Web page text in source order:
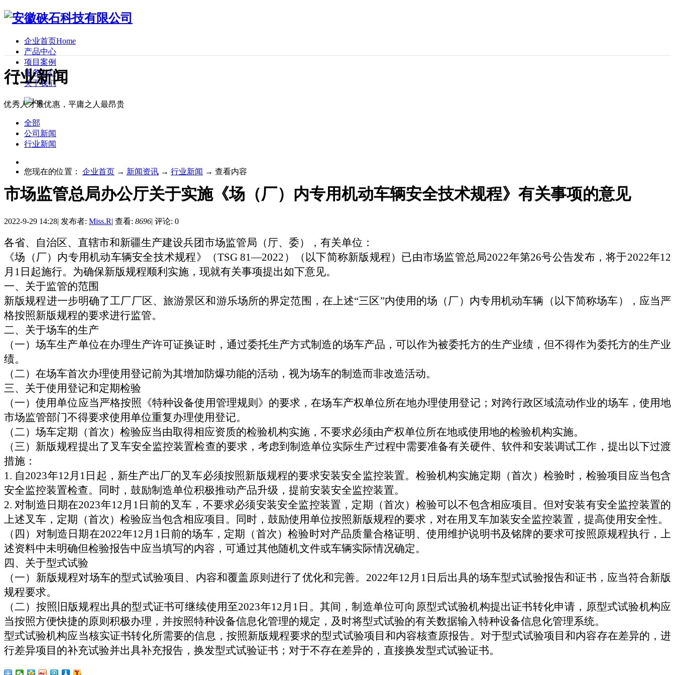
企业首页Home
产品中心
项目案例
服务中心
关于我们
行业新闻
优秀人才最优惠，平庸之人最昂贵
全部
公司新闻
行业新闻
您现在的位置： 企业首页 → 新闻资讯 → 行业新闻 → 查看内容
市场监管总局办公厅关于实施《场（厂）内专用机动车辆安全技术规程》有关事项的意见
2022-9-29 14:28| 发布者: Miss.R| 查看: 8696| 评论: 0
各省、自治区、直辖市和新疆生产建设兵团市场监管局（厅、委），有关单位：
《场（厂）内专用机动车辆安全技术规程》（TSG 81—2022 ）（以下简称新版规程） 已由市场监管总局2022年第26号公告发布，将于2022年12
月 1 日起施行。为确保新版规程顺利实施，现就有关事项提出如下意见。
一、关于监管的范围
新版规程进一步明确了工厂厂区、旅游景区和游乐场所的界定范围，在上述“三区”内使用的场（厂）内专用机动车辆（以下简称场车），应当 严
格按照新版规程的要求进行监管。
二、关于场车的生产
（一）场车生产单位在办理生产许可证换证时，通过委托生产方式制造的场车产品，可以作为被委托方的生产业绩，但不得作为委托方的生产业
绩。
（二）在场车首次办理使用登记前为其增加防爆功能的活动，视为场车的制造而非改造活动。
三、关于使用登记和定期检验
（一）使用单位应当严格按照《特种设备使用管理规则》的要求，在场车产权单位所在地办理使用登记；对跨行政区域流动作业的场车，使用地
市场监管部门不得要求使用单位重复办理使用登记。
（二）场车定期（首次）检验应当由取得相应资质的检验机构实施，不要求必须由产权单位所在地或使用地的检验机构实施。
（三）新版规程提出了叉车安全监控装置检查的要求，考虑到制造单位实际生产过程中需要准备有关硬件、软件和安装调试工作，提出以下过渡
措施：
1. 自2023年12 月 1 日起，新生产出厂的叉车必须按照新版规程的要求安装安全监控装置。检验机构实施定期（首次）检验时，检验项目应当包含
安全监控装置检查。同时，鼓励制造单位积极推动产品升级，提前安装安全监控装置。
2. 对制造日期在2023年12 月 1 日前的叉车，不要求必须安装安全监控装置，定期 （首次 ） 检验可以不包含相应项目。但对安装有安全监控装置的
上述叉车，定期（首次）检验应当包含相应项目。同时，鼓励使用单位按照新版规程的要求，对在用叉车加装安全监控装置，提高使用安全性。
（四）对制造日期在2022年12 月 1 日前的场车，定期（首次）检验时对产品质量合格证明、使用维护说明书及铭牌的要求可按照原规程执行，上
述资料中未明确但检验报告中应当填写的内容，可通过其他随机文件或车辆实际情况确定。
四、关于型式试验
（一）新版规程对场车的型式试验项目、内容和覆盖原则进行了优化和完善。 2022年12 月 1 日后出具的场车型式试验报告和证书，应当符合新版
规程要求。
（二）按照旧版规程出具的型式证书可继续使用至2023年12 月 1 日。 其间，制造单位可向原型式试验机构提出证书转化申请，原型式试验机构应
当按照方便快捷的原则积极办理 ，并按照特种设备信息化管理的规定，及时将型式试验的有关数据输入特种设备信息化管理系统。
型式试验机构应当核实证书转化所需要的信息，按照新版规程要求的型式试验项目和内容核查原报告。对于型式试验项目和内容存在差异的，进
行差异项目的补充试验并出具补充报告，换发型式试验证书；对于不存在差异的，直接换发型式试验证书。